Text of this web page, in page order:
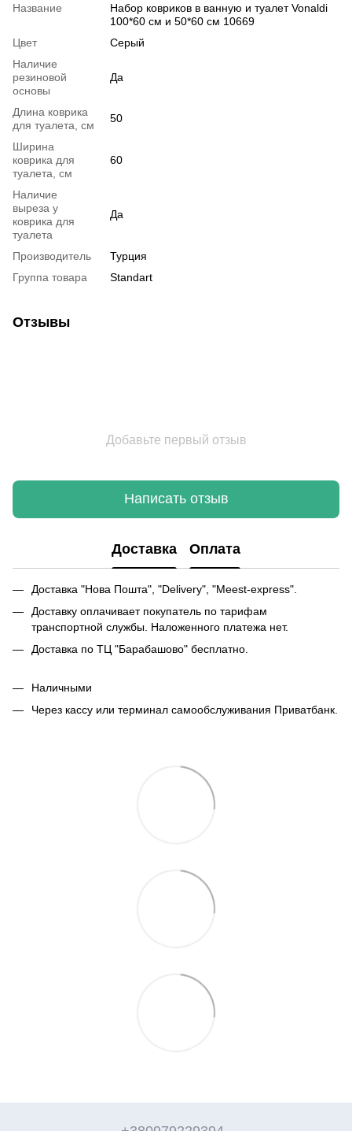
Название
Набор ковриков в ванную и туалет Vonaldi
100*60 см и 50*60 см 10669
Цвет
Серый
Наличие
резиновой
основы
Да
Длина коврика
для туалета, см
50
Ширина
коврика для
туалета, см
60
Наличие
выреза у
коврика для
туалета
Да
Производитель
Турция
Группа товара
Standart
Отзывы
Добавьте первый отзыв
Написать отзыв
Доставка Оплата
Доставка "Нова Пошта", "Delivery", "Meest-express".
Доставку оплачивает покупатель по тарифам
транспортной службы. Наложенного платежа нет.
Доставка по ТЦ "Барабашово" бесплатно.
Наличными
Через кассу или терминал самообслуживания Приватбанк.